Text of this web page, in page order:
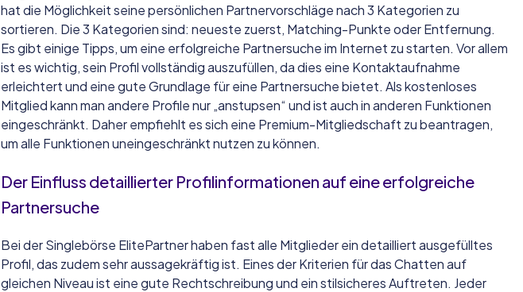
hat die Möglichkeit seine persönlichen Partnervorschläge nach 3 Kategorien zu
sortieren. Die 3 Kategorien sind: neueste zuerst, Matching-Punkte oder Entfernung.
Es gibt einige Tipps, um eine erfolgreiche Partnersuche im Internet zu starten. Vor allem
ist es wichtig, sein Profil vollständig auszufüllen, da dies eine Kontaktaufnahme
erleichtert und eine gute Grundlage für eine Partnersuche bietet. Als kostenloses
Mitglied kann man andere Profile nur „anstupsen“ und ist auch in anderen Funktionen
eingeschränkt. Daher empfiehlt es sich eine Premium-Mitgliedschaft zu beantragen,
um alle Funktionen uneingeschränkt nutzen zu können.
Der Einfluss detaillierter Profilinformationen auf eine erfolgreiche
Partnersuche
Bei der Singlebörse ElitePartner haben fast alle Mitglieder ein detailliert ausgefülltes
Profil, das zudem sehr aussagekräftig ist. Eines der Kriterien für das Chatten auf
gleichen Niveau ist eine gute Rechtschreibung und ein stilsicheres Auftreten. Jeder